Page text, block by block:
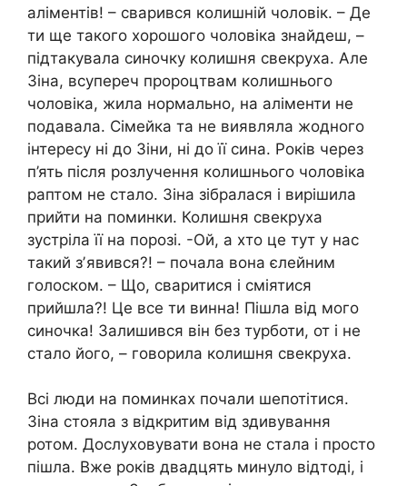
аліментів! – сварився колишній чоловік. – Де
ти ще такого хорошого чоловіка знайдеш, –
підтакувала синочку колишня свекруха. Але
Зіна, всупереч пророцтвам колишнього
чоловіка, жила нормально, на аліменти не
подавала. Сімейка та не виявляла жодного
інтересу ні до Зіни, ні до її сина. Років через
п’ять після розлучення колишнього чоловіка
раптом не стало. Зіна зібралася і вирішила
прийти на поминки. Колишня свекруха
зустріла її на порозі. -Ой, а хто це тут у нас
такий зʼявився?! – почала вона єлейним
голоском. – Що, сваритися і сміятися
прийшла?! Це все ти винна! Пішла від мого
синочка! Залишився він без турботи, от і не
стало його, – говорила колишня свекруха.
Всі люди на поминках почали шепотітися.
Зіна стояла з відкритим від здивування
ротом. Дослуховувати вона не стала і просто
пішла. Вже років двадцять минуло відтоді, і